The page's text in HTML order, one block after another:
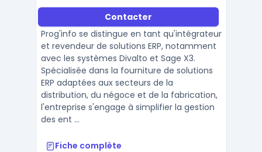
Contacter
Prog'info se distingue en tant qu'intégrateur
et revendeur de solutions ERP, notamment
avec les systèmes Divalto et Sage X3.
Spécialisée dans la fourniture de solutions
ERP adaptées aux secteurs de la
distribution, du négoce et de la fabrication,
l'entreprise s'engage à simplifier la gestion
des ent ...
Fiche complète